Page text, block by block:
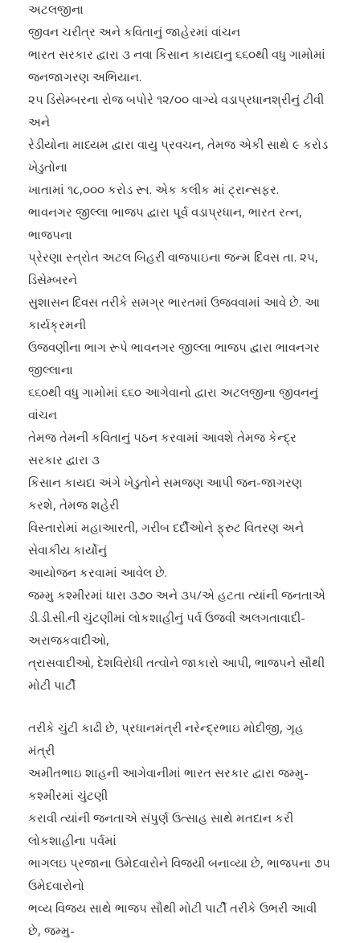
અટલજીના
જીવન ચરીત્ર અને કવિતાનું જાહેરમાં વાંચન
ભારત સરકાર દ્વારા ૩ નવા કિસાન કાયદાનુ ૬૬૦થી વધુ ગામોમાં
જનજાગરણ અભિયાન.
૨૫ ડિસેમ્બરના રોજ બપોરે ૧૨/૦૦ વાગ્યે વડાપ્રધાનશ્રીનું ટીવી
અને
રેડીયોના માધ્યમ દ્વારા વાયુ પ્રવચન, તેમજ એકી સાથે ૯ કરોડ
ખેડુતોના
ખાતામાં ૧૮,૦૦૦ કરોડ રૂા. એક કલીક માં ટ્રાન્સફર.
ભાવનગર જીલ્લા ભાજ૫ દ્વારા પૂર્વ વડાપ્રધાન, ભારત રત્ન,
ભાજ૫ના
પ્રેરણા સ્ત્રોત અટલ બિહરી વાજપાઇના જન્મ દિવસ તા. ૨૫,
ડિસેમ્બરને
સુશાસન દિવસ તરીકે સમગ્ર ભારતમાં ઉજવવામાં આવે છે. આ
કાર્યક્રમની
ઉજવણીના ભાગ રૂપે ભાવનગર જીલ્લા ભાજ૫ દ્વારા ભાવનગર
જીલ્લાના
૬૬૦થી વધુ ગામોમાં ૬૬૦ આગેવાનો દ્વારા અટલજીના જીવનનું
વાંચન
તેમજ તેમની કવિતાનું ૫ઠન કરવામાં આવશે તેમજ કેન્દ્ર
સરકાર દ્વારા ૩
કિસાન કાયદા અંગે ખેડુતોને સમજણ આપી જન-જાગરણ
કરશે, તેમજ શહેરી
વિસ્તારોમાં મહાઆરતી, ગરીબ દર્દીઓને ફ્રુટ વિતરણ અને
સેવાકીય કાર્યોનું
આયોજન કરવામાં આવેલ છે.
જમ્મુ કશ્મીરમાં ધારા ૩૭૦ અને ૩૫/એ હટતા ત્યાંની જનતાએ
ડી.ડી.સી.ની ચુંટણીમાં લોકશાહીનું ૫ર્વ ઉજવી અલગતાવાદી-
અરાજકવાદીઓ,
ત્રાસવાદીઓ, દેશવિરોધી તત્વોને જાકારો આપી, ભાજ૫ને સૌથી
મોટી પાર્ટી
તરીકે ચુંટી કાઢી છે, પ્રધાનમંત્રી નરેન્દ્રભાઇ મોદીજી, ગૃહ
મંત્રી
અમીતભાઇ શાહની આગેવાનીમાં ભારત સરકાર દ્વારા જમ્મુ-
કશ્મીરમાં ચુંટણી
કરાવી ત્યાંની જનતાએ સંપુર્ણ ઉત્સાહ સાથે મતદાન કરી
લોકશાહીના ૫ર્વમાં
ભાગલઇ પ્રજાના ઉમેદવારોને વિજયી બનાવ્યા છે, ભાજ૫ના ૭૫
ઉમેદવારોનો
ભવ્ય વિજય સાથે ભાજ૫ સૌથી મોટી પાર્ટી તરીકે ઉભરી આવી
છે, જમ્મુ-